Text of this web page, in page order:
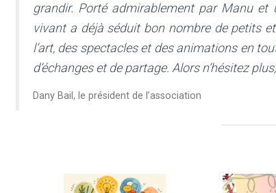
grandir. Porté admirablement par Manu et
vivant a déjà séduit bon nombre de petits
l’art, des spectacles et des animations en
d’échanges et de partage. Alors n’hésitez
Dany Bail, le président de l’association